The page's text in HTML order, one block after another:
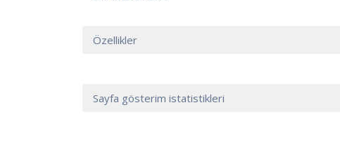
Özellikler
Sayfa gösterim istatistikleri